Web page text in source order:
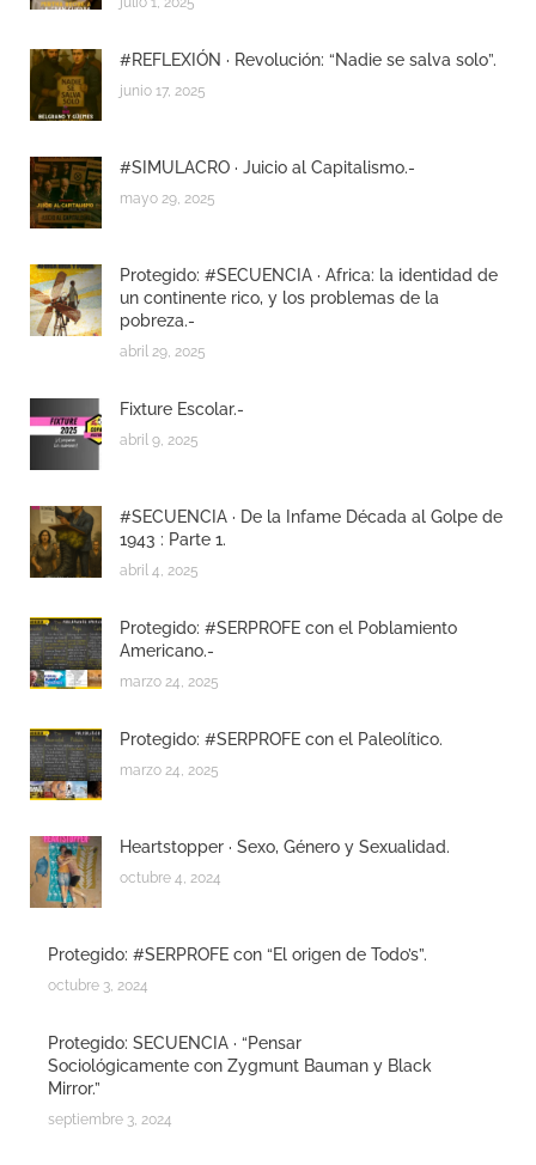
#REFLEXIÓN · Revolución: “Nadie se salva solo”.
junio 17, 2025
#SIMULACRO · Juicio al Capitalismo.-
mayo 29, 2025
Protegido: #SECUENCIA · Africa: la identidad de
un continente rico, y los problemas de la
pobreza.-
abril 29, 2025
Fixture Escolar.-
abril 9, 2025
#SECUENCIA · De la Infame Década al Golpe de
1943 : Parte 1.
abril 4, 2025
Protegido: #SERPROFE con el Poblamiento
Americano.-
marzo 24, 2025
Protegido: #SERPROFE con el Paleolítico.
marzo 24, 2025
Heartstopper · Sexo, Género y Sexualidad.
octubre 4, 2024
Protegido: #SERPROFE con “El origen de Todo’s”.
octubre 3, 2024
Protegido: SECUENCIA · “Pensar
Sociológicamente con Zygmunt Bauman y Black
Mirror.”
septiembre 3, 2024